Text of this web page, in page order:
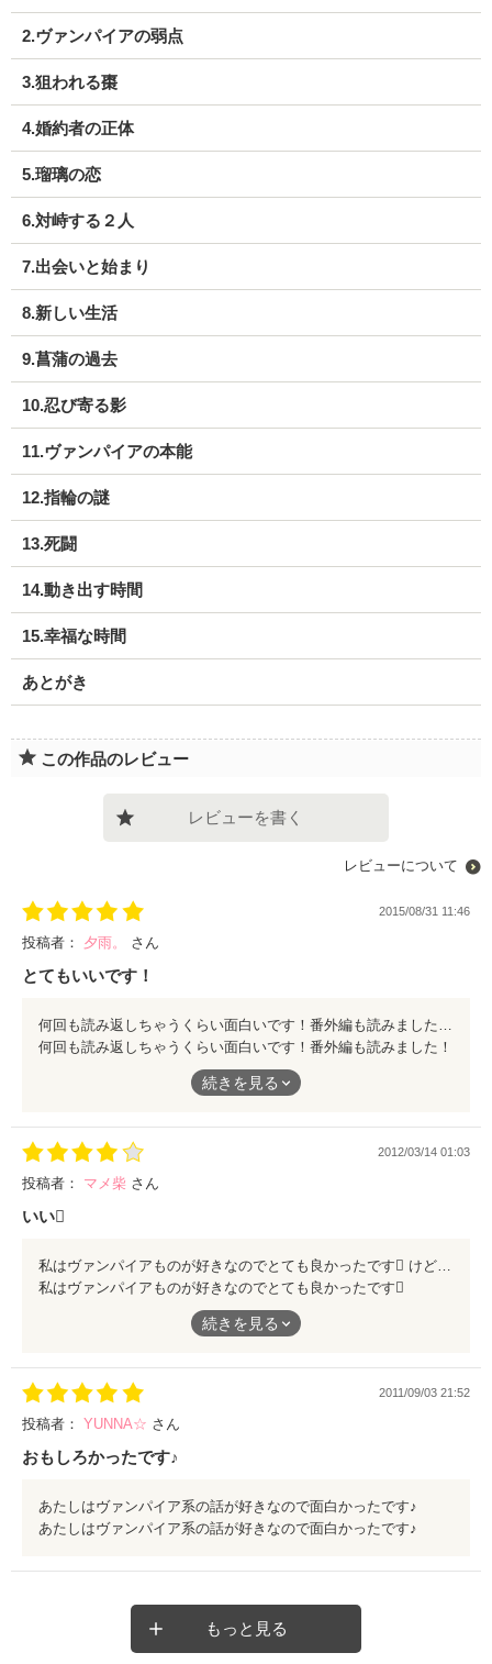
2.ヴァンパイアの弱点
3.狙われる棗
4.婚約者の正体
5.瑠璃の恋
6.対峙する２人
7.出会いと始まり
8.新しい生活
9.菖蒲の過去
10.忍び寄る影
11.ヴァンパイアの本能
12.指輪の謎
13.死闘
14.動き出す時間
15.幸福な時間
あとがき
この作品のレビュー
レビューを書く
レビューについて
2015/08/31 11:46
投稿者： 夕雨。 さん
とてもいいです！
何回も読み返しちゃうくらい面白いです！番外編も読みました！すごく面白くていいお話だと思います！
何回も読み返しちゃうくらい面白いです！番外編も読みました！
すごく面白くていいお話だと思います！
続きを見る
2012/03/14 01:03
投稿者： マメ柴 さん
いい
私はヴァンパイアものが好きなのでとても良かったです けど、私の個人的な意見ですが、棗と玲のsideに別けて読みたいなぁと思いました …まあ、そこはおいといて… 私のお気に入りはやっぱり玲くんです 私も守ってほしい
私はヴァンパイアものが好きなのでとても良かったです
けど、私の個人的な意見ですが、棗と玲のsideに別けて読みたい
私のお気に入りはやっぱり玲くんです
私も守ってほしい
続きを見る
2011/09/03 21:52
投稿者： YUNNA☆ さん
おもしろかったです♪
あたしはヴァンパイア系の話が好きなので面白かったです♪
あたしはヴァンパイア系の話が好きなので面白かったです♪
もっと見る